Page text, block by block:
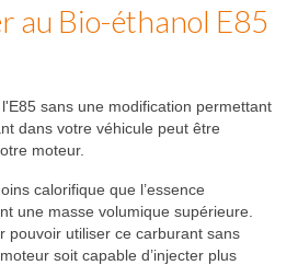
au Bio-éthanol E85
sans une modification permettant
dans votre véhicule peut être
moteur.
calorifique que l’essence
une masse volumique supérieure.
pouvoir utiliser ce carburant sans
soit capable d’injecter plus